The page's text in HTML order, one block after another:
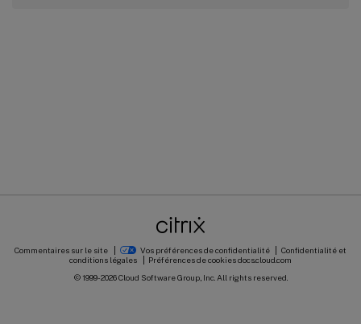
Commentaires sur le site Vos préférences de confidentialité
Confidentialité et
conditions légales
Préférences de cookiesdocs.cloud.com
© 1999-2026Cloud Software Group, Inc. All rights reserved.